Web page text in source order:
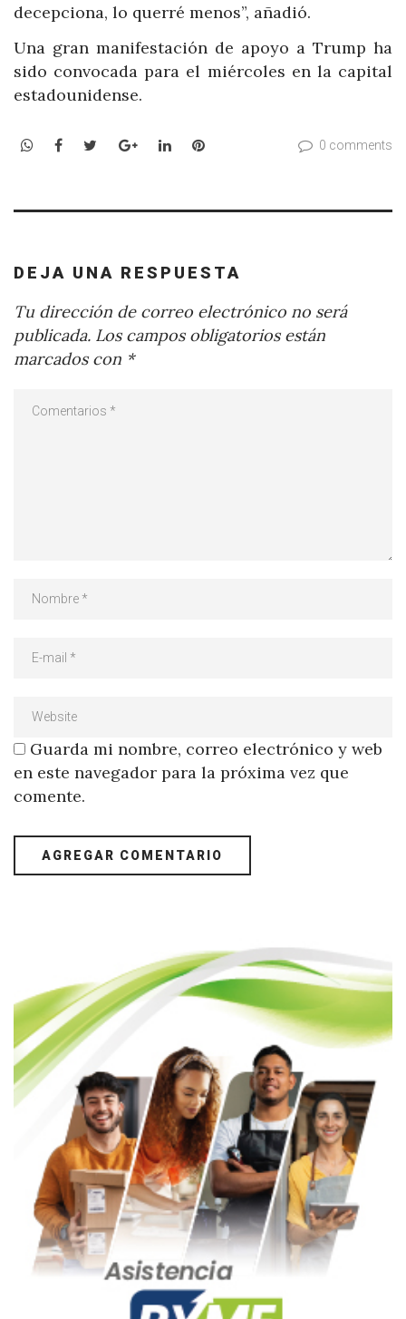
decepciona, lo querré menos”, añadió.
Una gran manifestación de apoyo a Trump ha
sido convocada para el miércoles en la capital
estadounidense.
WhatsApp
Facebook
TwitterGoogle+LinkedInPinterest 0 comments
DEJA UNA RESPUESTA
Tu dirección de correo electrónico no será
publicada. Los campos obligatorios están
marcados con *
Guarda mi nombre, correo electrónico y web
en este navegador para la próxima vez que
comente.